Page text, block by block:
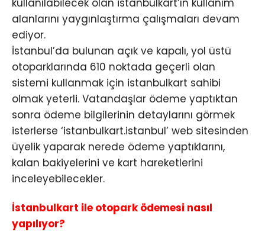
kullanılabilecek olan istanbulkart’ın kullanım
alanlarını yaygınlaştırma çalışmaları devam
ediyor.
İstanbul’da bulunan açık ve kapalı, yol üstü
otoparklarında 610 noktada geçerli olan
sistemi kullanmak için istanbulkart sahibi
olmak yeterli. Vatandaşlar ödeme yaptıktan
sonra ödeme bilgilerinin detaylarını görmek
isterlerse ‘istanbulkart.istanbul’ web sitesinden
üyelik yaparak nerede ödeme yaptıklarını,
kalan bakiyelerini ve kart hareketlerini
inceleyebilecekler.
İstanbulkart ile otopark ödemesi nasıl
yapılıyor?